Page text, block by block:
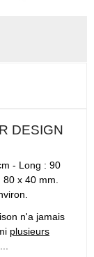
DESIGN
- Long : 90
80 x 40 mm.
n'a jamais
plusieurs